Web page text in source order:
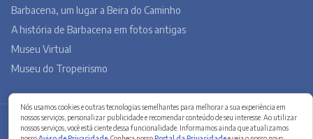
Nós usamos cookies e outras tecnologias semelhantes para melhorar a sua experiência em
nossos serviços, personalizar publicidade e recomendar conteúdo de seu interesse. Ao utilizar
nossos serviços, você está ciente dessa funcionalidade. Informamos ainda que atualizamos
Barbacena, um lugar a Beira do Caminho
A história de Barbacena em fotos antigas
Museu Virtual
Museu do Tropeirismo
Copyright 2026 © Barbacena Online. Todos os direitos reservados.
Desenvolvido porStudio Site BH